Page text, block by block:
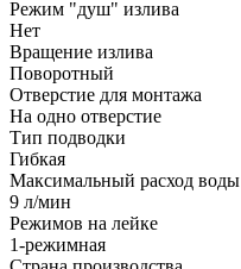
Режим "душ" излива
Нет
Вращение излива
Поворотный
Отверстие для монтажа
На одно отверстие
Тип подводки
Гибкая
Максимальный расход воды
9 л/мин
Режимов на лейке
1-режимная